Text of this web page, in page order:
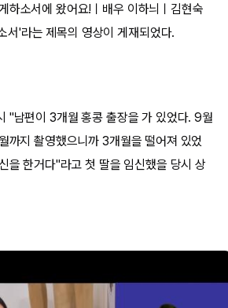
하소서에 왔어요!ㅣ배우 이하늬ㅣ김현숙
서'라는 제목의 영상이 게재되었다.
"남편이 3개월 홍콩 출장을 가 있었다. 9월
까지 촬영했으니까 3개월을 떨어져 있었
을 한거다"라고 첫 딸을 임신했을 당시 상